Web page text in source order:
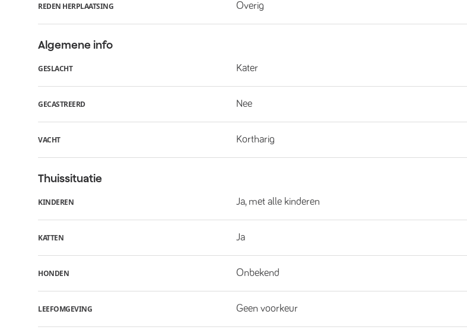
REDEN HERPLAATSING Overig
Algemene info
GESLACHT Kater
GECASTREERD Nee
VACHT Kortharig
Thuissituatie
KINDEREN Ja, met alle kinderen
KATTEN Ja
HONDEN Onbekend
LEEFOMGEVING Geen voorkeur